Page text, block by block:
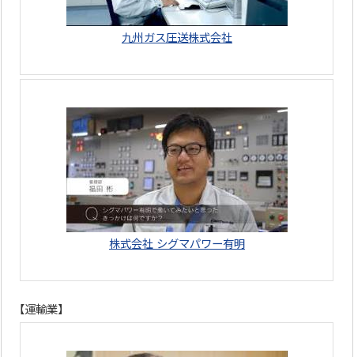
九州ガス圧送株式会社
株式会社 シグマパワー有明
【運輸業】